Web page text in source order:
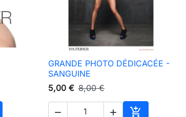
 Aperçu rapide
GRANDE PHOTO DÉDICACÉE -
SANGUINE
5,00 € 8,00 €
  